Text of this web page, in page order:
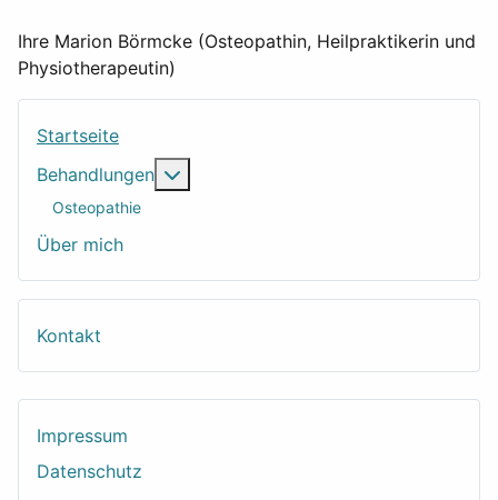
Ihre Marion Börmcke (Osteopathin, Heilpraktikerin und
Physiotherapeutin)
Startseite
Behandlungen
Osteopathie
Über mich
Kontakt
Impressum
Datenschutz